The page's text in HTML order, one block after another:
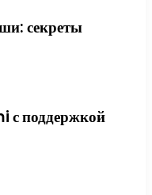
секреты
с поддержкой